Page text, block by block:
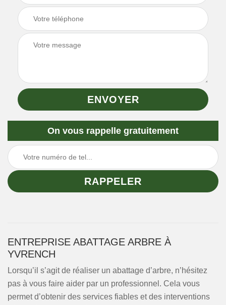
On vous rappelle gratuitement
ENTREPRISE ABATTAGE ARBRE À
YVRENCH
Lorsqu’il s’agit de réaliser un abattage d’arbre, n’hésitez
pas à vous faire aider par un professionnel. Cela vous
permet d’obtenir des services fiables et des interventions